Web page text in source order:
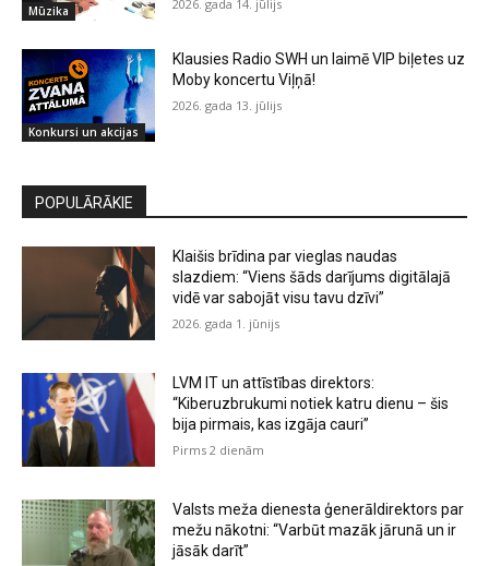
Mūzika 2026. gada 14. jūlijs
Konkursi un akcijas
Klausies Radio SWH un laimē VIP biļetes uz
Moby koncertu Viļņā!
2026. gada 13. jūlijs
POPULĀRĀKIE
Klaišis brīdina par vieglas naudas
slazdiem: “Viens šāds darījums digitālajā
vidē var sabojāt visu tavu dzīvi”
2026. gada 1. jūnijs
LVM IT un attīstības direktors:
“Kiberuzbrukumi notiek katru dienu – šis
bija pirmais, kas izgāja cauri”
Pirms 2 dienām
Valsts meža dienesta ģenerāldirektors par
mežu nākotni: “Varbūt mazāk jārunā un ir
jāsāk darīt”